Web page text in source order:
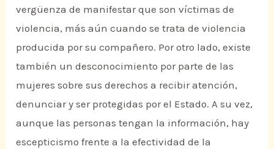
vergüenza de manifestar que son víctimas de
violencia, más aún cuando se trata de violencia
producida por su compañero. Por otro lado, existe
también un desconocimiento por parte de las
mujeres sobre sus derechos a recibir atención,
denunciar y ser protegidas por el Estado. A su vez,
aunque las personas tengan la información, hay
escepticismo frente a la efectividad de la